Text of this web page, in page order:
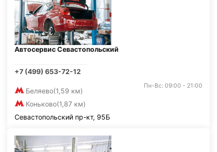
Автосервис Севастопольский
+7 (499) 653-72-12
Беляево(1,59 км)
Коньково(1,87 км)
Пн-Вс: 09:00 - 21:00
Севастопольский пр-кт, 95Б